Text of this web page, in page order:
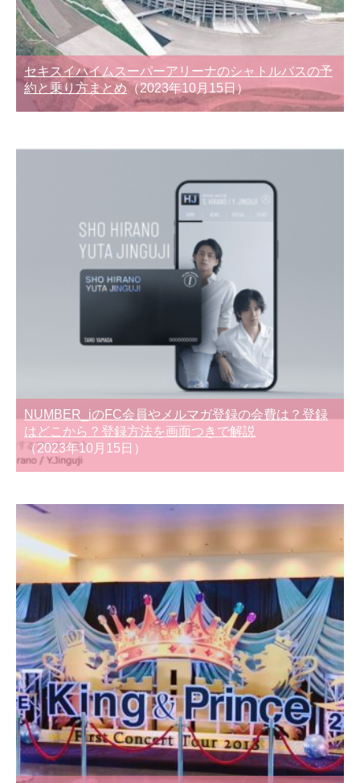
セキスイハイムスーパーアリーナのシャトルバスの予
約と乗り方まとめ （2023年10月15日）
NUMBER_iのFC会員やメルマガ登録の会費は？登録
はどこから？登録方法を画面つきで解説
（2023年10月15日）